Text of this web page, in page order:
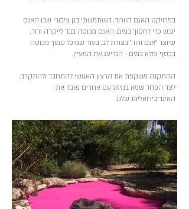
בפרויקט האגם הוורוד, השתמשתי בגן ציבורי שבו האגם
יובש כדי לחסוך במים. האגם מכוסה בבד לייקרה ורוד,
שיוצר "אגם ורוד" בצורת לב, בעוד שמיכל סמוך מכוסה
בכסף ומלא במים - המייצג את המעיין.
ההתקנה משקפת את הרצון האנושי להתחבר ולהתקרב,
לצד הפחד שמא במיזוג עם אחרים נאבד את
האינדיבידואליות שלנו.